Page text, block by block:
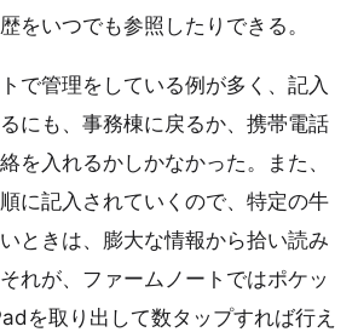
をいつでも参照したりできる。
で管理をしている例が多く、記入
にも、事務棟に戻るか、携帯電話
を入れるかしかなかった。また、
に記入されていくので、特定の牛
ときは、膨大な情報から拾い読み
れが、ファームノートではポケッ
を取り出して数タップすれば行え